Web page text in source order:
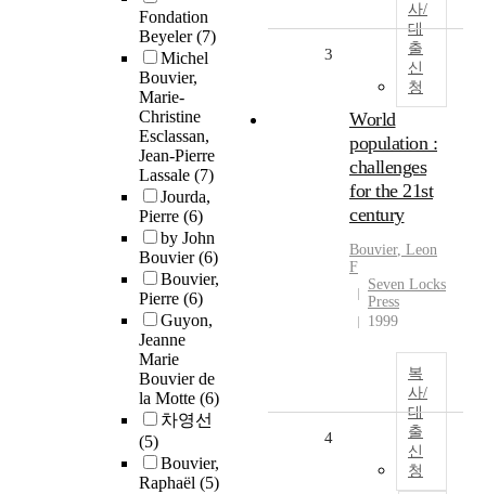
Fondation
Beyeler(7)
Michel
Bouvier,
Marie-
Christine
Esclassan,
Jean-Pierre
Lassale (7)
Jourda,
Pierre (6)
by John
Bouvier(6)
Bouvier,
Pierre (6)
Guyon,
Jeanne
Marie
Bouvier de
la Motte (6)
차영선
(5)
Bouvier,
Raphaël (5)
사/
대
출
신
청
3
World
population :
challenges
for the 21st
century
Bouvier, Leon
F
Seven Locks
Press
1999
복
사/
대
출
신
청
4